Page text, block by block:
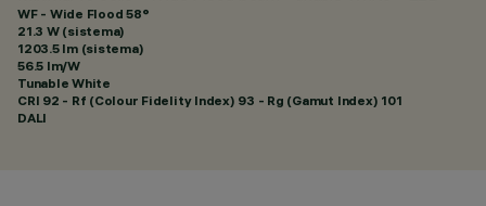
WF - Wide Flood 58°
21.3 W (sistema)
1203.5 lm (sistema)
56.5 lm/W
Tunable White
CRI 92 - Rf (Colour Fidelity Index) 93 - Rg (Gamut Index) 101
DALI